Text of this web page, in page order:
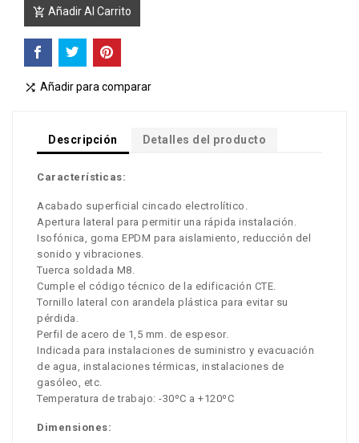
 Añadir Al Carrito
 Añadir para comparar
Descripción Detalles del producto
Características:
Acabado superficial cincado electrolítico.
Apertura lateral para permitir una rápida instalación.
Isofónica, goma EPDM para aislamiento, reducción del
sonido y vibraciones.
Tuerca soldada M8.
Cumple el código técnico de la edificación CTE.
Tornillo lateral con arandela plástica para evitar su
pérdida.
Perfil de acero de 1,5 mm. de espesor.
Indicada para instalaciones de suministro y evacuación
de agua, instalaciones térmicas, instalaciones de
gasóleo, etc.
Temperatura de trabajo: -30ºC a +120ºC
Dimensiones: